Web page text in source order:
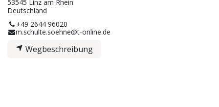
53545 Linz am Rhein
Deutschland
+49 2644 96020
m.schulte.soehne@t-online.de
Wegbeschreibung